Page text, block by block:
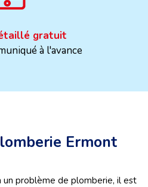
gratuit
à l'avance
Ermont
un problème de plomberie, il est